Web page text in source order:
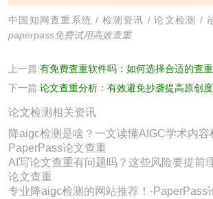
中国知网查重系统 / 检测资讯 /论文检测 /
paperpass免费试用高效查重
上一篇:有免费查重软件吗：如何选择合适的查
下一篇:论文查重分析：有效避免抄袭提高原创度
论文检测相关资讯
降aigc检测是啥？一文读懂AIGC学术内容
PaperPass论文查重
AI写论文查重有问题吗？这些风险要提前
论文查重
专业降aigc检测的网站推荐！-PaperPass